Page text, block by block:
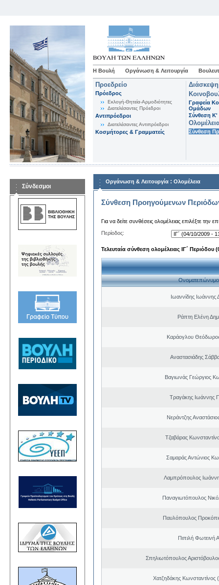
Η Βουλή Οργάνωση & Λειτουργία
Προεδρείο
Πρόεδρος
Εκλογή-Θητεία-Αρμοδιότητες
Διατελέσαντες Πρόεδροι
Αντιπρόεδροι
Διατελέσαντες Αντιπρόεδροι
Κοσμήτορες & Γραμματείς
Γραφεία
Ομάδων
Σύνθεση K'
Σύνθεση
Σύνδεσμοι
Οργάνωση & Λειτουργία : Ολομέλεια
Σύνθεση Προηγούμενων
Για να δείτε συνθέσεις ολομέλειας επιλέξτε την
Περίοδος:
Τελευταία σύνθεση ολομέλειας ΙΓ΄ Περιόδου
Ονοματεπώνυμο
Ιωαννίδης Ιωάννης
Ράπτη Ελένη
Καράογλου
Αναστασιάδης
Βαγιωνάς Γεώργιος
Τραγάκης Ιωάννης
Νεράντζης
Τζαβάρας
Σαμαράς Αντώνιος
Λαμπρόπουλος
Παναγιωτόπουλος
Παυλόπουλος
Πιπιλή Φωτεινή
Σπηλιωτόπουλος
Χατζηδάκης